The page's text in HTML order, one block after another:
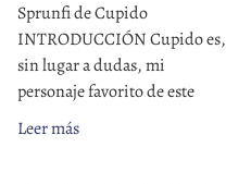
Sprunfi de Cupido
INTRODUCCIÓN Cupido es,
sin lugar a dudas, mi
personaje favorito de este
Leer más